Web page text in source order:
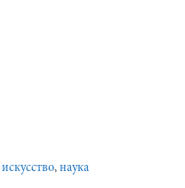
искусство, наука